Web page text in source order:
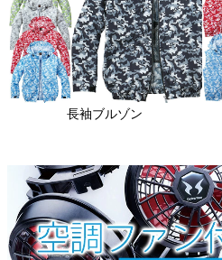
長袖ブルゾン